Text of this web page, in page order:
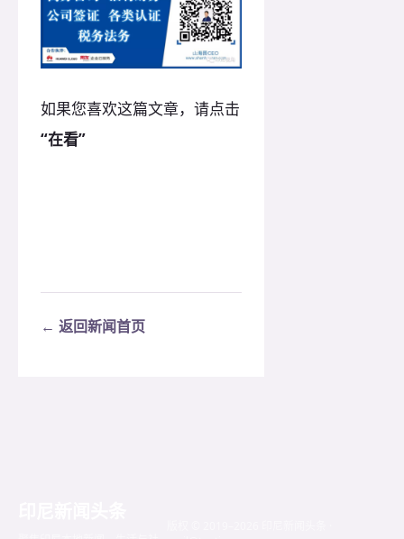
如果您喜欢这篇文章，请点击
“在看”
← 返回新闻首页